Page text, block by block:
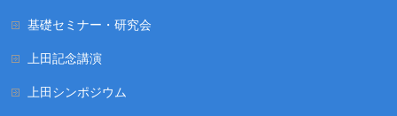
基礎セミナー・研究会
上田記念講演
上田シンポジウム